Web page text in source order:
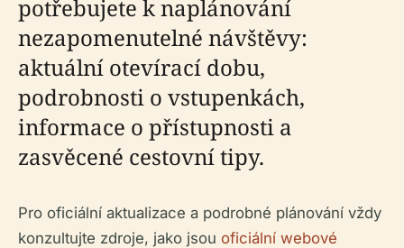
potřebujete k naplánování
nezapomenutelné návštěvy:
aktuální otevírací dobu,
podrobnosti o vstupenkách,
informace o přístupnosti a
zasvěcené cestovní tipy.
Pro oficiální aktualizace a podrobné plánování vždy
konzultujte zdroje, jako jsou oficiální webové